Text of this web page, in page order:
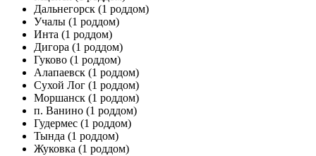
Дальнегорск (1 роддом)
Учалы (1 роддом)
Инта (1 роддом)
Дигора (1 роддом)
Гуково (1 роддом)
Алапаевск (1 роддом)
Сухой Лог (1 роддом)
Моршанск (1 роддом)
п. Ванино (1 роддом)
Гудермес (1 роддом)
Тында (1 роддом)
Жуковка (1 роддом)